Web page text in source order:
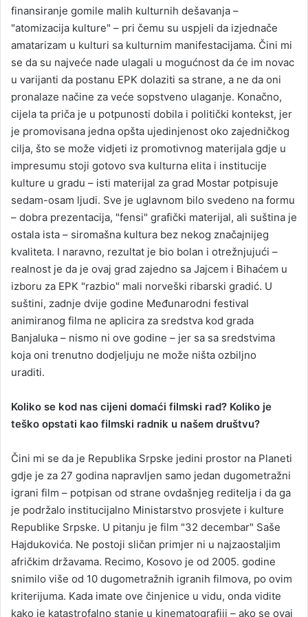
finansiranje gomile malih kulturnih dešavanja –
"atomizacija kulture" – pri čemu su uspjeli da izjednače
amatarizam u kulturi sa kulturnim manifestacijama. Čini mi
se da su najveće nade ulagali u mogućnost da će im novac
u varijanti da postanu EPK dolaziti sa strane, a ne da oni
pronalaze načine za veće sopstveno ulaganje. Konačno,
cijela ta priča je u potpunosti dobila i politički kontekst, jer
je promovisana jedna opšta ujedinjenost oko zajedničkog
cilja, što se može vidjeti iz promotivnog materijala gdje u
impresumu stoji gotovo sva kulturna elita i institucije
kulture u gradu – isti materijal za grad Mostar potpisuje
sedam-osam ljudi. Sve je uglavnom bilo svedeno na formu
– dobra prezentacija, "fensi" grafički materijal, ali suština je
ostala ista – siromašna kultura bez nekog značajnijeg
kvaliteta. I naravno, rezultat je bio bolan i otrežnjujući –
realnost je da je ovaj grad zajedno sa Jajcem i Bihaćem u
izboru za EPK "razbio" mali norveški ribarski gradić. U
suštini, zadnje dvije godine Međunarodni festival
animiranog filma ne aplicira za sredstva kod grada
Banjaluka – nismo ni ove godine – jer sa sa sredstvima
koja oni trenutno dodjeljuju ne može ništa ozbiljno
uraditi.
Koliko se kod nas cijeni domaći filmski rad? Koliko je
teško opstati kao filmski radnik u našem društvu?
Čini mi se da je Republika Srpske jedini prostor na Planeti
gdje je za 27 godina napravljen samo jedan dugometražni
igrani film – potpisan od strane ovdašnjeg reditelja i da ga
je podržalo institucijalno Ministarstvo prosvjete i kulture
Republike Srpske. U pitanju je film "32 decembar" Saše
Hajdukovića. Ne postoji sličan primjer ni u najzaostaljim
afričkim državama. Recimo, Kosovo je od 2005. godine
snimilo više od 10 dugometražnih igranih filmova, po ovim
kriterijuma. Kada imate ove činjenice u vidu, onda vidite
kako je katastrofalno stanje u kinematografiji – ako se ovaj